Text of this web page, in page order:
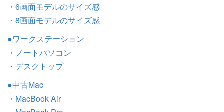
・6画面モデルのサイズ感
・8画面モデルのサイズ感
●ワークステーション
・ノートパソコン
・デスクトップ
●中古Mac
・MacBook Air